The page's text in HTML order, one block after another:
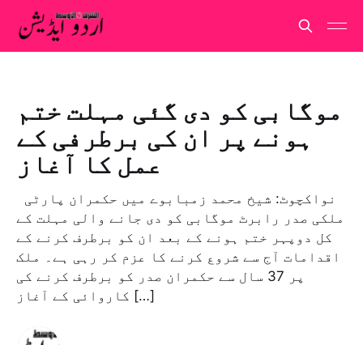
موگابی کو دی گئی مہلت ختم
ہونے پر ان کی برطرفی کے
عمل کا آغاز
ملکی صدر رابرٹ موگابی کو دی جانے والی مہلت کے
کل دوپہر ختم ہونے کے بعد ان کو برطرف کرنے کے
اقدامات آج سے شروع کرنے کا عزم کر رہی ہے۔ ملک
پر 37 سال سے حکمران صدر کو برطرف کرنے کی
کاروائی کے آغاز […]